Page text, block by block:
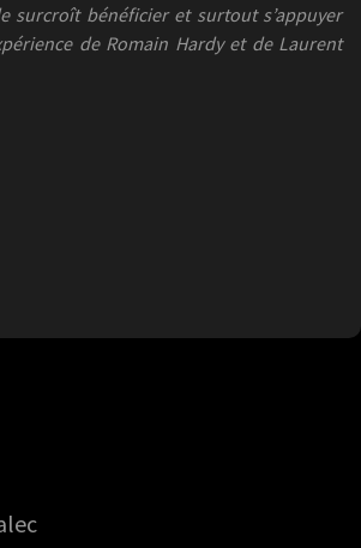
surcroît bénéficier et surtout s’appuyer
de Romain Hardy et de Laurent